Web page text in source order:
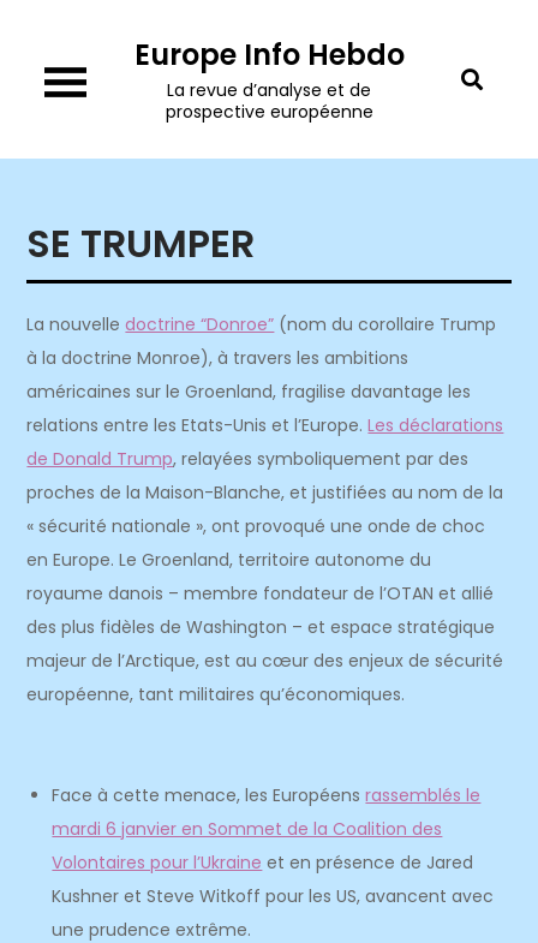
content
Europe Info Hebdo
La revue d’analyse et de
prospective européenne
SE TRUMPER
La nouvelledoctrine “Donroe” (nom du corollaire Trump
à la doctrine Monroe), à travers les ambitions
américaines sur le Groenland, fragilise davantage les
relations entre les Etats-Unis et l’Europe.Les déclarations
de Donald Trump, relayées symboliquement par des
proches de la Maison-Blanche, et justifiées au nom de la
« sécurité nationale », ont provoqué une onde de choc
en Europe. Le Groenland, territoire autonome du
royaume danois – membre fondateur de l’OTAN et allié
des plus fidèles de Washington – et espace stratégique
majeur de l’Arctique, est au cœur des enjeux de sécurité
européenne, tant militaires qu’économiques.
Face à cette menace, les Européensrassemblés le
mardi 6 janvier en Sommet de la Coalition des
Volontaires pour l’Ukraine et en présence de Jared
Kushner et Steve Witkoff pour les US, avancent avec
une prudence extrême.